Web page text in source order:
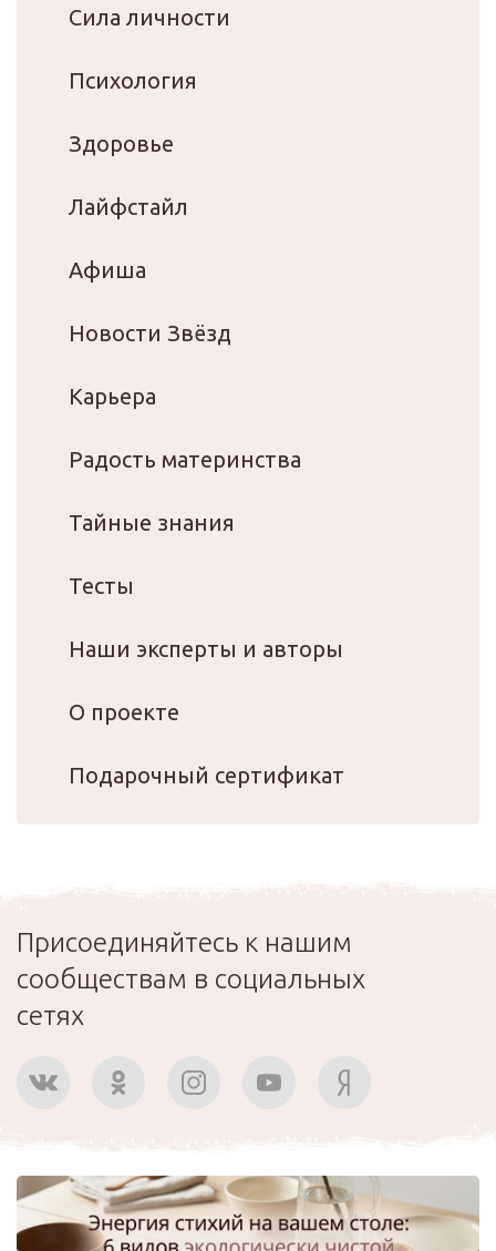
Сила личности
Психология
Здоровье
Лайфстайл
Афиша
Новости Звёзд
Карьера
Радость материнства
Тайные знания
Тесты
Наши эксперты и авторы
О проекте
Подарочный сертификат
Присоединяйтесь к нашим
сообществам в социальных
сетях